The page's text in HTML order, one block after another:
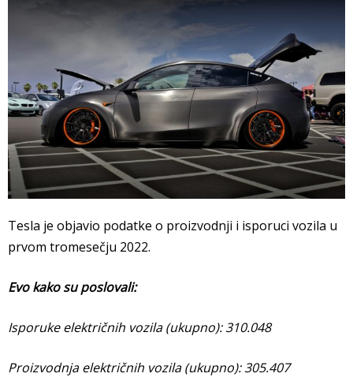
Tesla je objavio podatke o proizvodnji i isporuci vozila u
prvom tromesečju 2022.
Evo kako su poslovali:
Isporuke električnih vozila (ukupno): 310.048
Proizvodnja električnih vozila (ukupno): 305.407